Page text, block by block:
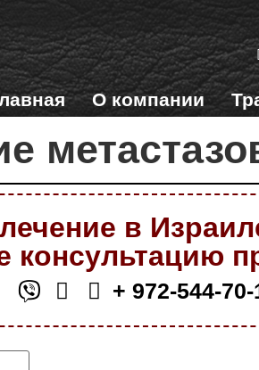
О компании
в
консультацию
+ 972-544-70-